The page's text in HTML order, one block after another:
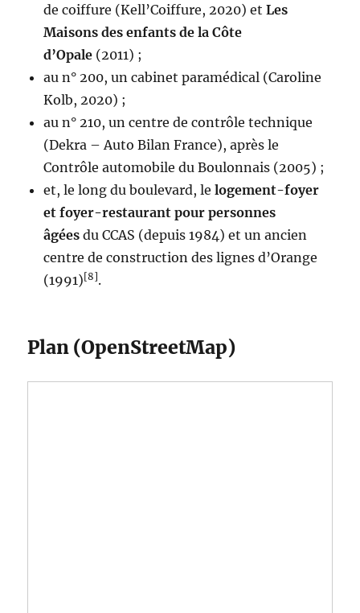
de coiffure (Kell’Coiffure, 2020) etLes
Maisons des enfants de la Côte
d’Opale (2011) ;
au n° 200, un cabinet paramédical (Caroline
Kolb, 2020) ;
au n° 210, un centre de contrôle technique
(Dekra – Auto Bilan France), après le
Contrôle automobile du Boulonnais (2005) ;
et, le long du boulevard, lelogement-foyer
et foyer-restaurant pour personnes
âgées du CCAS (depuis 1984) et un ancien
centre de construction des lignes d’Orange
(1991)[8].
Plan (OpenStreetMap)